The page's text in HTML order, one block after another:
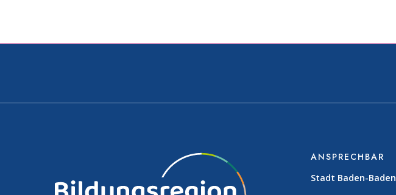
ANSPRECHBAR
Stadt Baden-Baden